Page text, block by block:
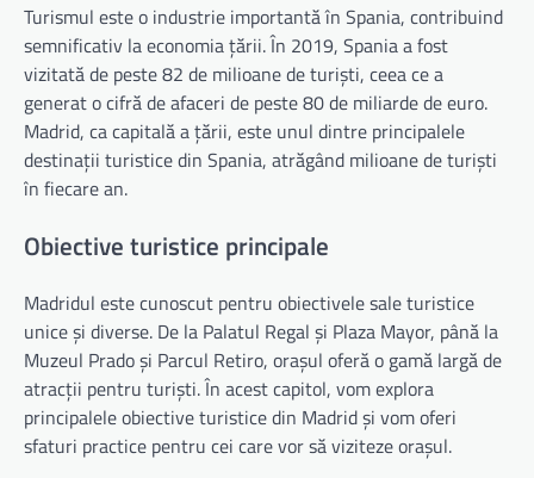
Turismul este o industrie importantă în Spania, contribuind
semnificativ la economia țării. În 2019, Spania a fost
vizitată de peste 82 de milioane de turiști, ceea ce a
generat o cifră de afaceri de peste 80 de miliarde de euro.
Madrid, ca capitală a țării, este unul dintre principalele
destinații turistice din Spania, atrăgând milioane de turiști
în fiecare an.
Obiective turistice principale
Madridul este cunoscut pentru obiectivele sale turistice
unice și diverse. De la Palatul Regal și Plaza Mayor, până la
Muzeul Prado și Parcul Retiro, orașul oferă o gamă largă de
atracții pentru turiști. În acest capitol, vom explora
principalele obiective turistice din Madrid și vom oferi
sfaturi practice pentru cei care vor să viziteze orașul.